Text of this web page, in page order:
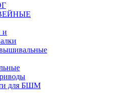
и
для БШМ